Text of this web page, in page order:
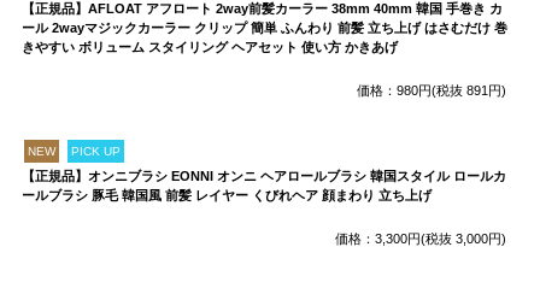
【正規品】AFLOAT アフロート 2way前髪カーラー 38mm 40mm 韓国 手巻き カ
ール 2wayマジックカーラー クリップ 簡単 ふんわり 前髪 立ち上げ はさむだけ 巻
きやすい ボリューム スタイリング ヘアセット 使い方 かきあげ
価格：980円(税抜 891円)
NEW PICK UP
【正規品】オンニブラシ EONNI オンニ ヘアロールブラシ 韓国スタイル ロールカ
ールブラシ 豚毛 韓国風 前髪 レイヤー くびれヘア 顔まわり 立ち上げ
価格：3,300円(税抜 3,000円)